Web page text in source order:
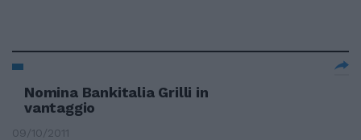
Nomina Bankitalia Grilli in
vantaggio
09/10/2011